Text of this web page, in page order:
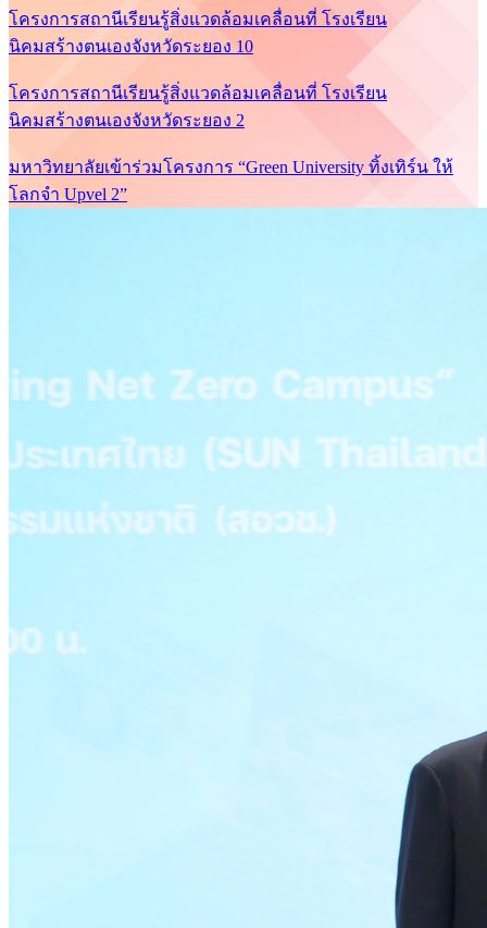
โครงการสถานีเรียนรู้สิ่งแวดล้อมเคลื่อนที่ โรงเรียน
นิคมสร้างตนเองจังหวัดระยอง 10
โครงการสถานีเรียนรู้สิ่งแวดล้อมเคลื่อนที่ โรงเรียน
นิคมสร้างตนเองจังหวัดระยอง 2
มหาวิทยาลัยเข้าร่วมโครงการ “Green University ทิ้งเทิร์น ให้
โลกจำ Upvel 2”